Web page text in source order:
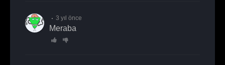
3 yıl önce
meraba